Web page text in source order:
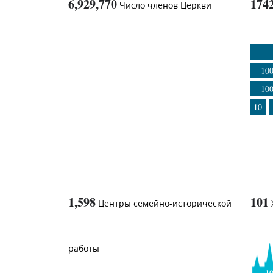
6,929,770 Число членов Церкви
100
100
10
1,598 Центры семейно-исторической
работы
101